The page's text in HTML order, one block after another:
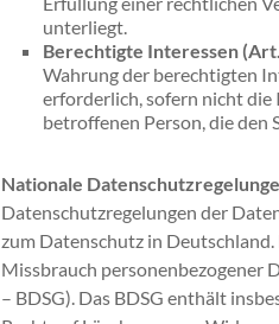
unterliegt.
Berechtigte Interessen (Art.
Wahrung der berechtigten
erforderlich, sofern nicht
betroffenen Person, die den
Nationale
Datenschutzregelungen der
zum Datenschutz in
Missbrauch personenbezogener
– BDSG). Das BDSG enthält